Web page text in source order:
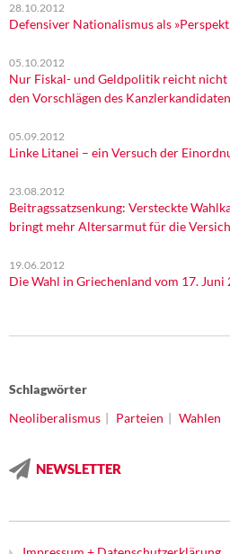
Kontakt
28.10.2012
Defensiver Nationalismus als
05.10.2012
Nur Fiskal- und Geldpolitik reicht nicht
den Vorschlägen des
05.09.2012
Linke Litanei – ein Versuch der
23.08.2012
Beitragssatzsenkung: Versteckte
bringt mehr Altersarmut für die
19.06.2012
Die Wahl in Griechenland vom 17. Juni
Schlagwörter
Neoliberalismus
Parteien Wahlen
NEWSLETTER